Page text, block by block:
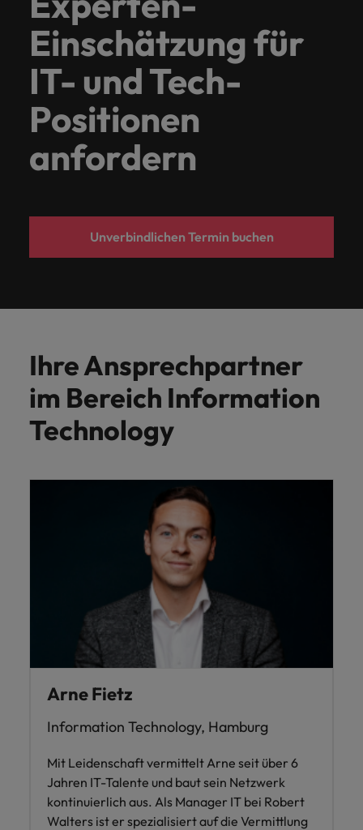
Einschätzung für
IT- und Tech-
Positionen
anfordern
Unverbindlichen Termin buchen
Ihre Ansprechpartner
im Bereich Information
Technology
Arne Fietz
Information Technology, Hamburg
Mit Leidenschaft vermittelt Arne seit über 6
Jahren IT-Talente und baut sein Netzwerk
kontinuierlich aus. Als Manager IT bei Robert
Walters ist er spezialisiert auf die Vermittlung